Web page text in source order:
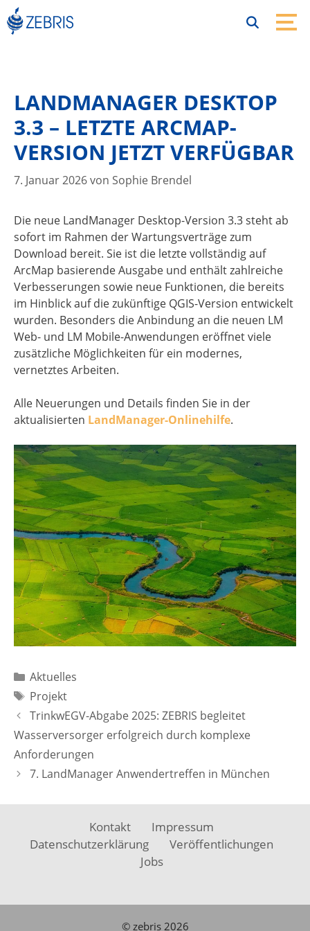
Zum
Inhalt
LANDMANAGER DESKTOP
3.3 – LETZTE ARCMAP-
VERSION JETZT VERFÜGBAR
7. Januar 2026von Sophie Brendel
Die neue LandManager Desktop-Version 3.3 steht ab
sofort im Rahmen der Wartungsverträge zum
Download bereit. Sie ist die letzte vollständig auf
ArcMap basierende Ausgabe und enthält zahlreiche
Verbesserungen sowie neue Funktionen, die bereits
im Hinblick auf die zukünftige QGIS-Version entwickelt
wurden. Besonders die Anbindung an die neuen LM
Web- und LM Mobile-Anwendungen eröffnet viele
zusätzliche Möglichkeiten für ein modernes,
vernetztes Arbeiten.
Alle Neuerungen und Details finden Sie in der
aktualisierten LandManager-Onlinehilfe.
Kategorien
Aktuelles
Schlagwörter
Projekt
TrinkwEGV-Abgabe 2025: ZEBRIS begleitet
Wasserversorger erfolgreich durch komplexe
Anforderungen
7. LandManager Anwendertreffen in München
Kontakt
Impressum
Datenschutzerklärung
Veröffentlichungen
Jobs
© zebris 2026